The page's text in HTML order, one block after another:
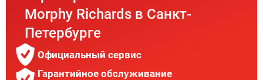
Morphy Richards в Санкт-
Петербурге
Официальный сервис
Гарантийное обслуживание